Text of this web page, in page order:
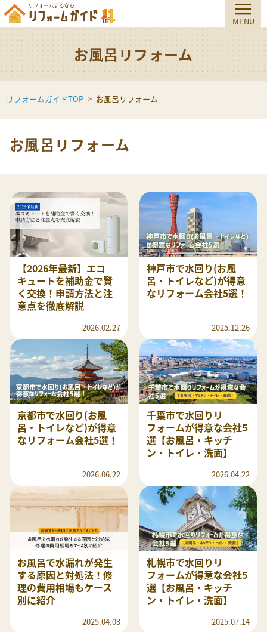
お風呂リフォーム
リフォームガイドTOP お風呂リフォーム
お風呂リフォーム
【2026年最新】エコ
キュートを補助金で賢
く交換！申請方法と注
意点を徹底解説
2026.02.27
神戸市で水回り(お風
呂・トイレなど)が得意
なリフォーム会社5選！
2025.12.26
京都市で水回り(お風
呂・トイレなど)が得意
なリフォーム会社5選！
2026.06.22
千葉市で水回りリ
フォームが得意な会社5
選【お風呂・キッチ
ン・トイレ・洗面】
2026.04.22
お風呂で水漏れが発生
する原因と対処法！修
理の費用相場もケース
別に紹介
2025.04.03
札幌市で水回りリ
フォームが得意な会社5
選【お風呂・キッチ
ン・トイレ・洗面】
2025.07.14